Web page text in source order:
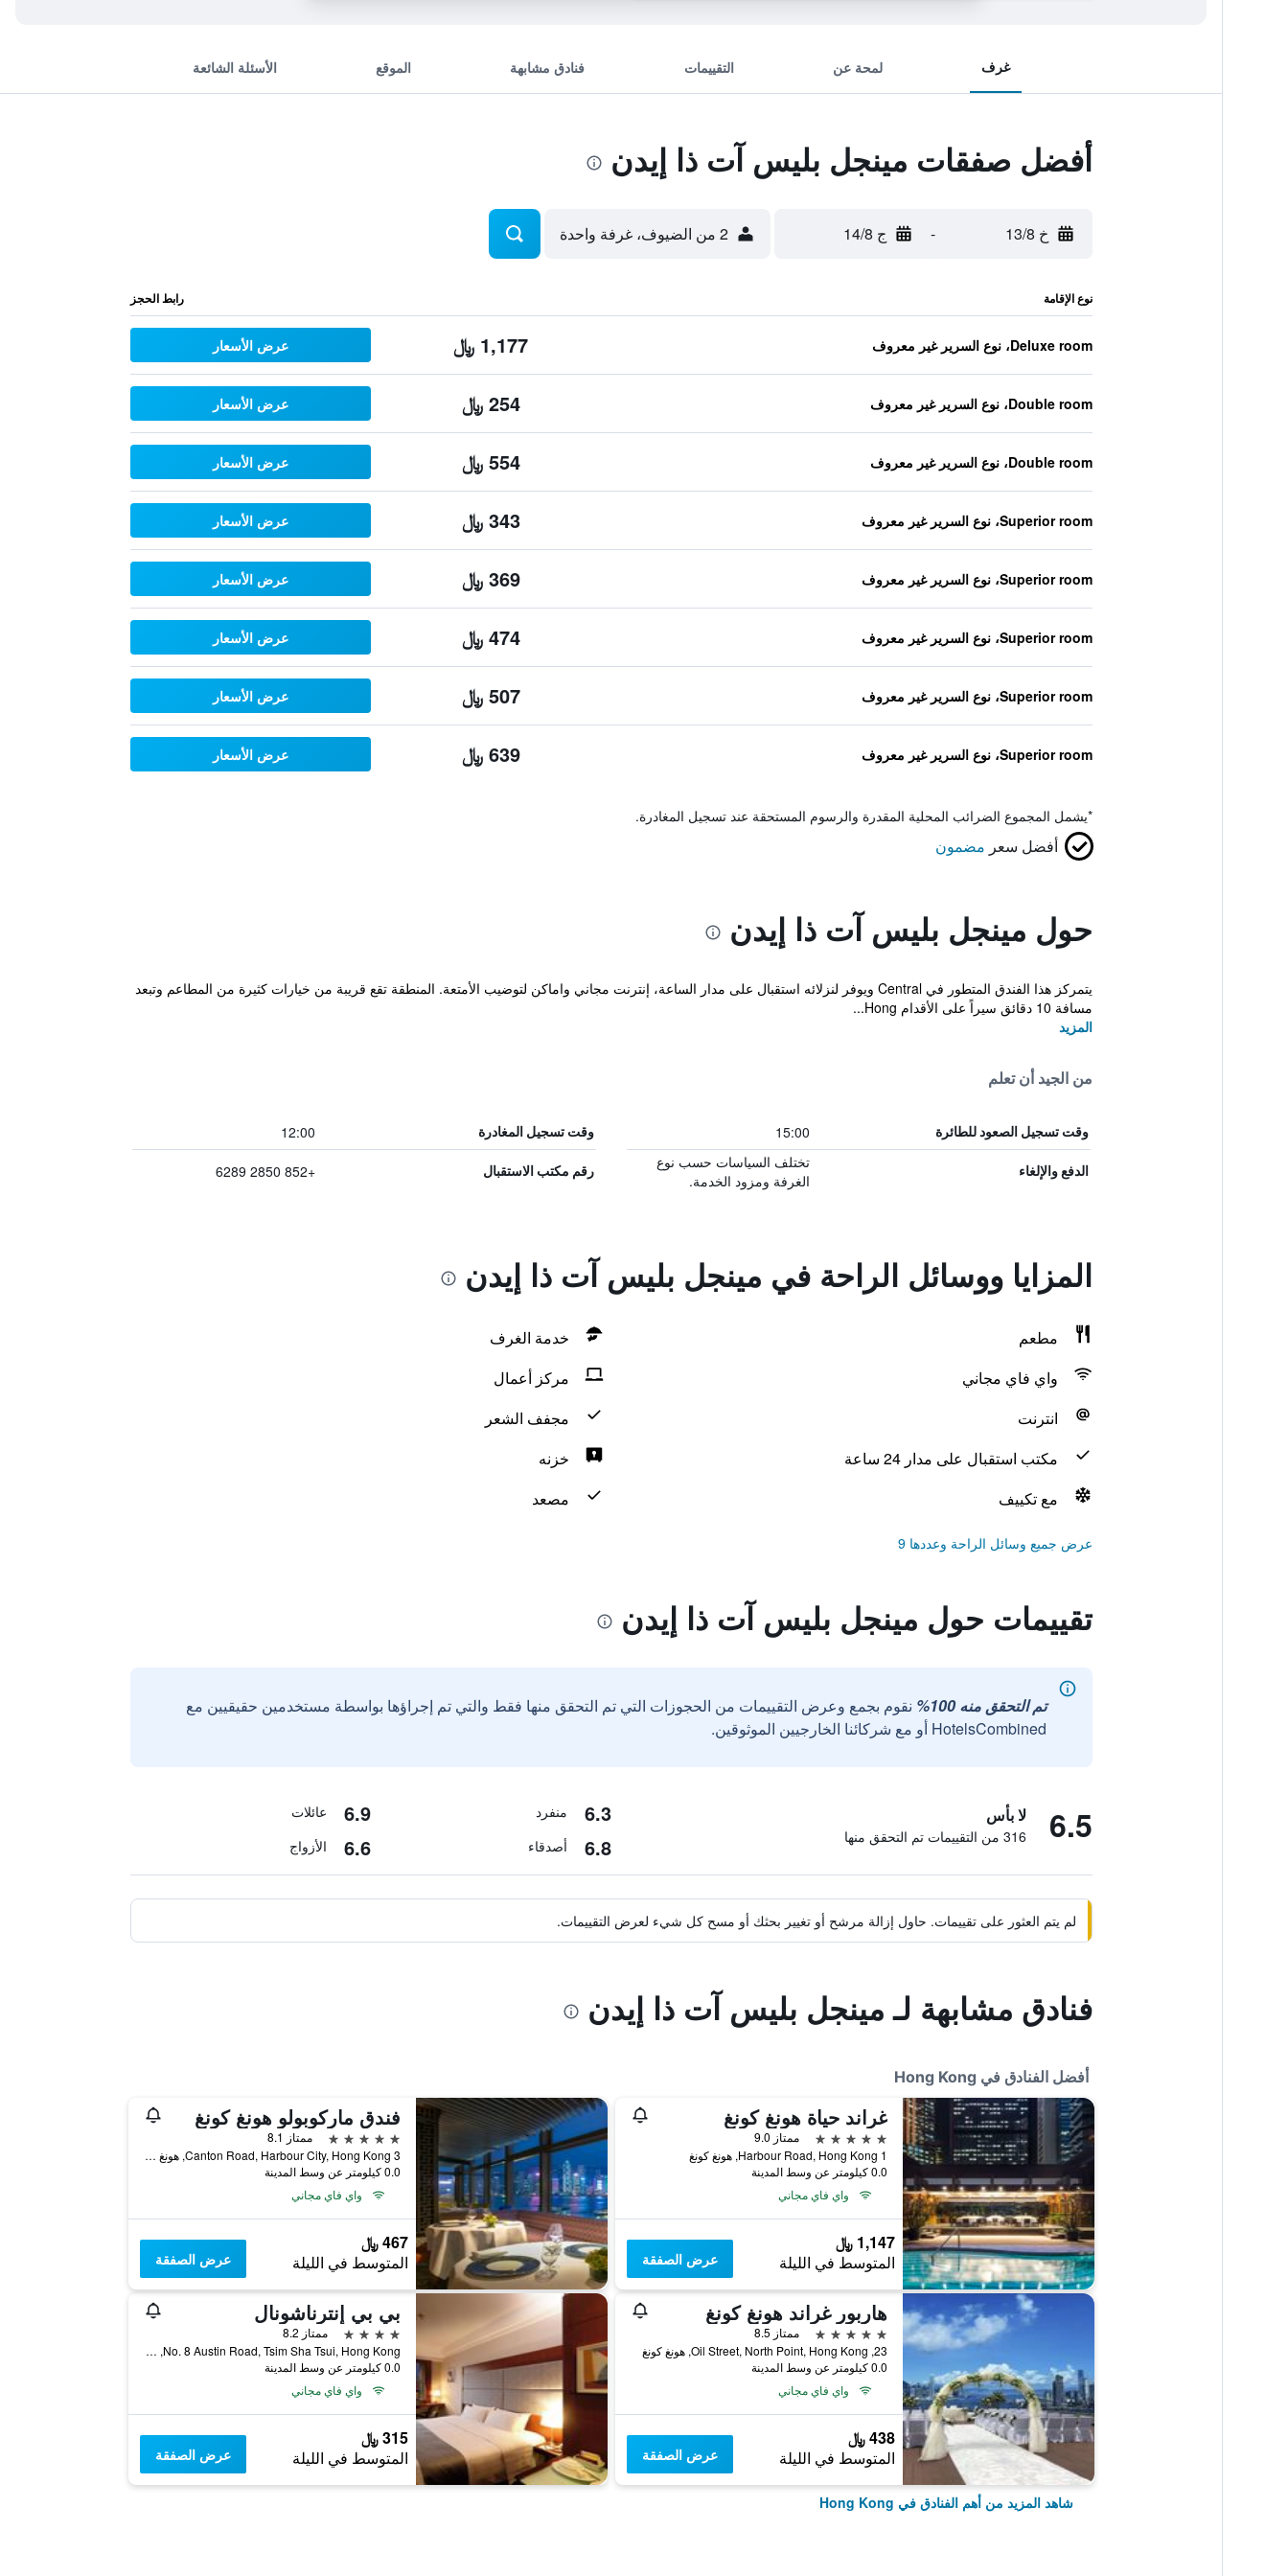
غرف لمحة عن التقييمات فنادق مشابهة الموقع الأسئلة الشائعة
أفضل صفقات مينجل بليس آت ذا إيدن
خ 13/8 - ج 14/8 2 من الضيوف، غرفة واحدة
نوع الإقامة رابط الحجز
Deluxe room، نوع السرير غير معروف 1,177 ﷼ عرض الأسعار
Double room، نوع السرير غير معروف 254 ﷼ عرض الأسعار
Double room، نوع السرير غير معروف 554 ﷼ عرض الأسعار
Superior room، نوع السرير غير معروف 343 ﷼ عرض الأسعار
Superior room، نوع السرير غير معروف 369 ﷼ عرض الأسعار
Superior room، نوع السرير غير معروف 474 ﷼ عرض الأسعار
Superior room، نوع السرير غير معروف 507 ﷼ عرض الأسعار
Superior room، نوع السرير غير معروف 639 ﷼ عرض الأسعار
*يشمل المجموع الضرائب المحلية المقدرة والرسوم المستحقة عند تسجيل المغادرة.
أفضل سعر مضمون
حول مينجل بليس آت ذا إيدن
يتمركز هذا الفندق المتطور في Central ويوفر لنزلائه استقبال على مدار الساعة، إنترنت مجاني واماكن لتوضيب الأمتعة. المنطقة تقع قريبة من خيارات كثيرة من المطاعم وتبعد
مسافة 10 دقائق سيراً على الأقدام Hong...
المزيد
من الجيد أن تعلم
وقت تسجيل الصعود للطائرة 15:00 وقت تسجيل المغادرة 12:00
الدفع والإلغاء
تختلف السياسات حسب نوع
الغرفة ومزود الخدمة.
رقم مكتب الاستقبال +852 2850 6289
المزايا ووسائل الراحة في مينجل بليس آت ذا إيدن
مطعم
خدمة الغرف
واي فاي مجاني
مركز أعمال
انترنت
مجفف الشعر
مكتب استقبال على مدار 24 ساعة
خزنه
مع تكييف
مصعد
عرض جميع وسائل الراحة وعددها 9
تقييمات حول مينجل بليس آت ذا إيدن
تم التحقق منه 100%
نقوم بجمع وعرض التقييمات من الحجوزات التي تم التحقق منها فقط والتي تم إجراؤها بواسطة مستخدمين حقيقيين مع
HotelsCombined أو مع شركائنا الخارجيين الموثوقين.
6.5 لا بأس
316 من التقييمات تم التحقق منها
6.3 منفرد 6.9 عائلات
6.8 أصدقاء 6.6 الأزواج
لم يتم العثور على تقييمات. حاول إزالة مرشح أو تغيير بحثك أو مسح كل شيء لعرض التقييمات.
فنادق مشابهة لـ مينجل بليس آت ذا إيدن
أفضل الفنادق في Hong Kong
غراند حياة هونغ كونغ
5 نجوم
ممتاز 9.0
1 Harbour Road, Hong Kong, هونغ كونغ
0.0 كيلومتر عن وسط المدينة
واي فاي مجاني
1,147 ﷼
المتوسط في الليلة عرض الصفقة
فندق ماركوبولو هونغ كونغ
5 نجوم
ممتاز 8.1
3 Canton Road, Harbour City, Hong Kong, هونغ كونغ
0.0 كيلومتر عن وسط المدينة
واي فاي مجاني
467 ﷼
المتوسط في الليلة عرض الصفقة
هاربور غراند هونغ كونغ
5 نجوم
ممتاز 8.5
23, Oil Street, North Point, Hong Kong, هونغ كونغ
0.0 كيلومتر عن وسط المدينة
واي فاي مجاني
438 ﷼
المتوسط في الليلة عرض الصفقة
بي بي إنترناشونال
4 نجوم
ممتاز 8.2
No. 8 Austin Road, Tsim Sha Tsui, Hong Kong, هونغ كونغ
0.0 كيلومتر عن وسط المدينة
واي فاي مجاني
315 ﷼
المتوسط في الليلة عرض الصفقة
شاهد المزيد من أهم الفنادق في Hong Kong